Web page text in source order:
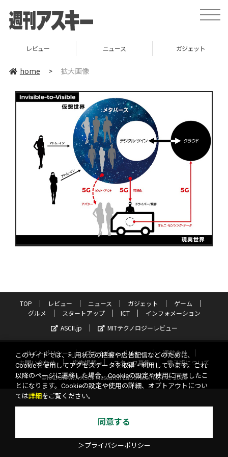
toggle
レビュー ニュース ガジェット
home > 拡大画像
TOP レビュー ニュース ガジェット
ゲーム
グルメ
スタートアップ ICT
インフォメーション
ASCII.jp
MITテクノロジーレビュー
サイトポリシー プライバシーポリシー
運営会社
お問い合わせ
広告掲載 スタッフ募集
電子版について
©KADOKAWA ASCII Research Laboratories, Inc. 2026
このサイトでは、利用状況の把握や広告配信などのために、
Cookieを使用してアクセスデータを取得・利用しています。これ
以降のページに遷移した場合、Cookieの設定や使用に同意したこ
とになります。Cookieの設定や使用の詳細、オプトアウトについ
ては詳細 をご覧ください。
同意する
＞プライバシーポリシー